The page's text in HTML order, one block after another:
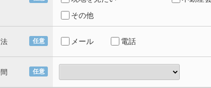
その他
任意 メール 電話
任意